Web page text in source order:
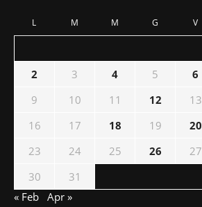
L M M G V
2
3 4 5 6
9
10 11 12 13
16
17 18 19 20
23
24 25 26 27
30
31
« Feb Apr »